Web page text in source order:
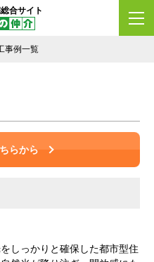
合サイト
事例一覧
らから
しっかりと確保した都市型住